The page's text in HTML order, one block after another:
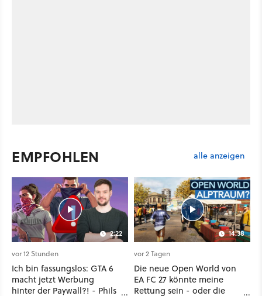
EMPFOHLEN alle anzeigen
2:22
vor 12 Stunden
Ich bin fassungslos: GTA 6
macht jetzt Werbung
hinter der Paywall?! - Phils
14:38
vor 2 Tagen
Die neue Open World von
EA FC 27 könnte meine
Rettung sein - oder die